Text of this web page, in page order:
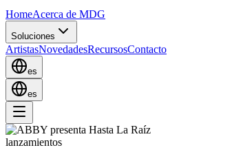
HomeAcerca de MDG
Soluciones
ArtistasNovedadesRecursosContacto
es
es
lanzamientos